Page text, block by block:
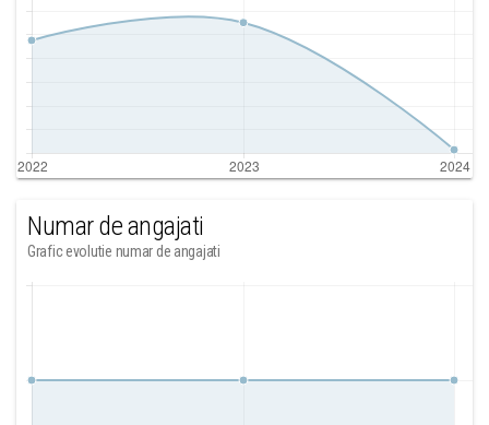
Numar de angajati
Grafic evolutie numar de angajati